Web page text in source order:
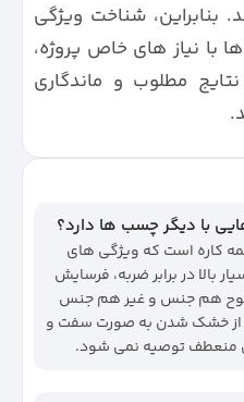
بنابراین، شناخت ویژگی‌
نیاز های خاص پروژه،
مطلوب و ماندگاری
با دیگر چسب ها دارد؟
کاره است که ویژگی های
بالا در برابر ضربه، فرسایش
هم جنس و غیر هم جنس
از خشک شدن به صورت سفت و
منعطف توصیه نمی شود.